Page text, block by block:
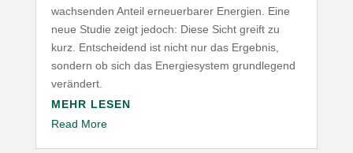
wach­senden Anteil erneu­er­barer Energien. Eine
neue Studie zeigt jedoch: Diese Sicht greift zu
kurz. Entscheidend ist nicht nur das Ergebnis,
sondern ob sich das Ener­gie­system grund­legend
verändert.
MEHR LESEN
Read More